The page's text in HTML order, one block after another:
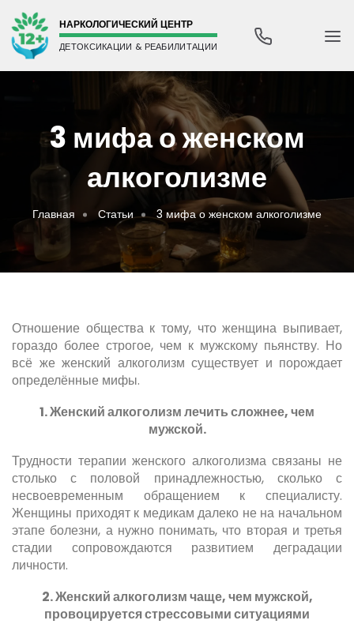
НАРКОЛОГИЧЕСКИЙ ЦЕНТР
ДЕТОКСИКАЦИИ & РЕАБИЛИТАЦИИ
3 мифа о женском
алкоголизме
Главная Статьи 3 мифа о женском алкоголизме
Отношение общества к тому, что женщина выпивает,
гораздо более строгое, чем к мужскому пьянству. Но
всё же женский алкоголизм существует и порождает
определённые мифы.
1. Женский алкоголизм лечить сложнее, чем
мужской.
Трудности терапии женского алкоголизма связаны не
столько с половой принадлежностью, сколько с
несвоевременным обращением к специалисту.
Женщины приходят к медикам далеко не на начальном
этапе болезни, а нужно понимать, что вторая и третья
стадии сопровождаются развитием деградации
личности.
2. Женский алкоголизм чаще, чем мужской,
провоцируется стрессовыми ситуациями